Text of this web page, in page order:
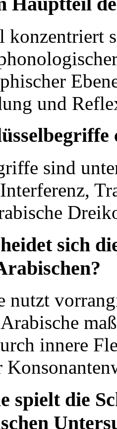
konzentriert
und
sind
sich
nutzt
innere
spielt die